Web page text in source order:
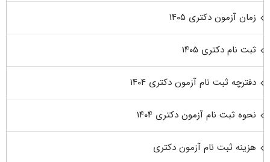
زمان آزمون دکتری ۱۴۰۵
ثبت نام دکتری ۱۴۰۵
دفترچه ثبت نام آزمون دکتری ۱۴۰۴
نحوه ثبت نام آزمون دکتری ۱۴۰۴
هزینه ثبت نام آزمون دکتری